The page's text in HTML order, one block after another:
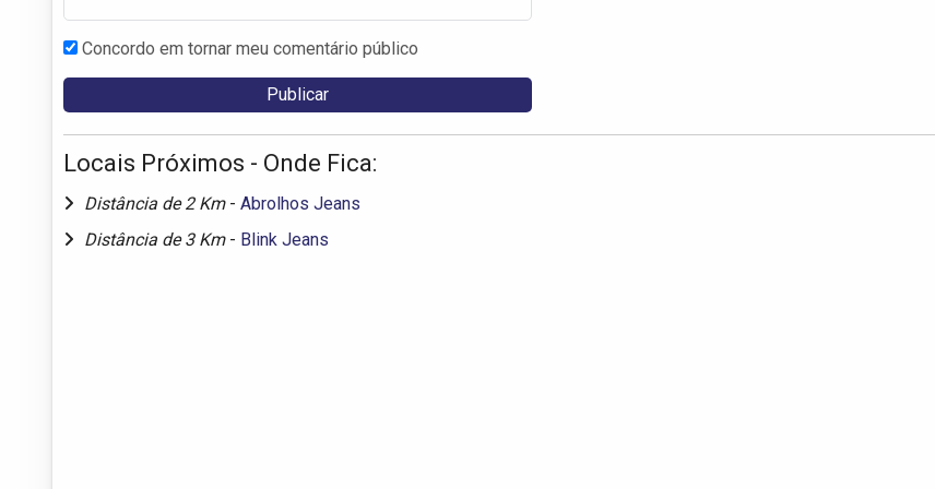
Concordo em tornar meu comentário público
Locais Próximos - Onde Fica:
Distância de 2 Km - Abrolhos Jeans
Distância de 3 Km - Blink Jeans